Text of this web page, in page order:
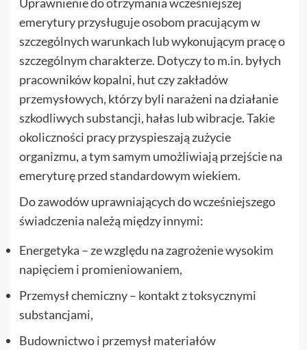
emerytury przysługuje osobom pracującym w
szczególnych warunkach lub wykonującym pracę o
szczególnym charakterze. Dotyczy to m.in. byłych
pracowników kopalni, hut czy zakładów
przemysłowych, którzy byli narażeni na działanie
szkodliwych substancji, hałas lub wibracje. Takie
okoliczności pracy przyspieszają zużycie
organizmu, a tym samym umożliwiają przejście na
emeryturę przed standardowym wiekiem.
Do zawodów uprawniających do wcześniejszego
świadczenia należą między innymi:
Energetyka – ze względu na zagrożenie wysokim
napięciem i promieniowaniem,
Przemysł chemiczny – kontakt z toksycznymi
substancjami,
Budownictwo i przemysł materiałów